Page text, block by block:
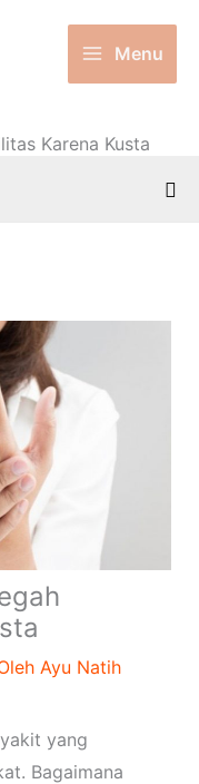
Menu
Karena Kusta
Ayu Natih
yang
Bagaimana